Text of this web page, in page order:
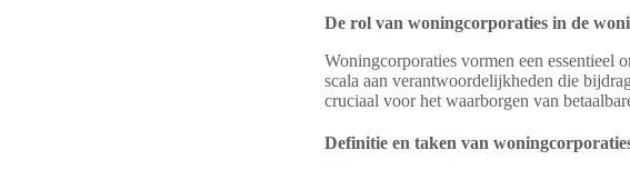
De rol van woningcorporaties in de
Woningcorporaties vormen een essentieel
scala aan verantwoordelijkheden die
cruciaal voor het waarborgen van
Definitie en taken van